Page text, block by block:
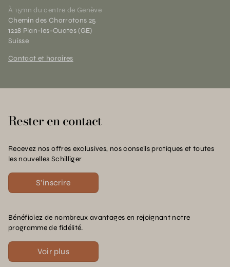
À 15mn du centre de Genève
Chemin des Charrotons 25
1228 Plan-les-Ouates (GE)
Suisse
Contact et horaires
Rester en contact
Recevez nos offres exclusives, nos conseils pratiques et toutes
les nouvelles Schilliger
S'inscrire
Bénéficiez de nombreux avantages en rejoignant notre
programme de fidélité.
Voir plus